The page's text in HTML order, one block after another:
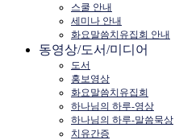
스쿨 안내
세미나 안내
화요말씀치유집회 안내
동영상/도서/미디어
도서
홍보영상
화요말씀치유집회
하나님의 하루-영상
하나님의 하루-말씀묵상
치유간증